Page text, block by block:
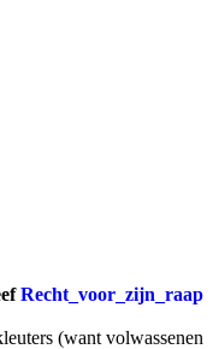
Recht_voor_zijn_raap
(want volwassenen